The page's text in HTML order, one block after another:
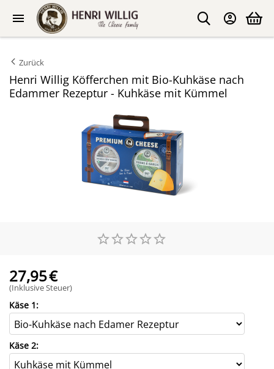
Zurück
Henri Willig Köfferchen mit Bio-Kuhkäse nach
Edammer Rezeptur - Kuhkäse mit Kümmel
27,95€
(Inklusive Steuer)
Käse 1:
Käse 2: